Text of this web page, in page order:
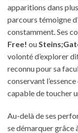
apparitions dans
parcours témoigne
constamment. Ses
Free! ou
volonté d’explorer
reconnu pour sa
conservant
capable de toucher
Au-delà de ses
se démarquer grâce